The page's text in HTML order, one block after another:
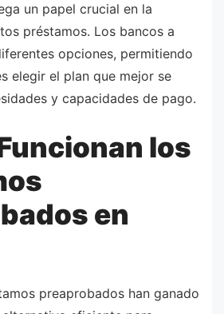
un papel crucial en la
préstamos. Los bancos a
opciones, permitiendo
elegir el plan que mejor se
y capacidades de pago.
los
en
preaprobados han ganado